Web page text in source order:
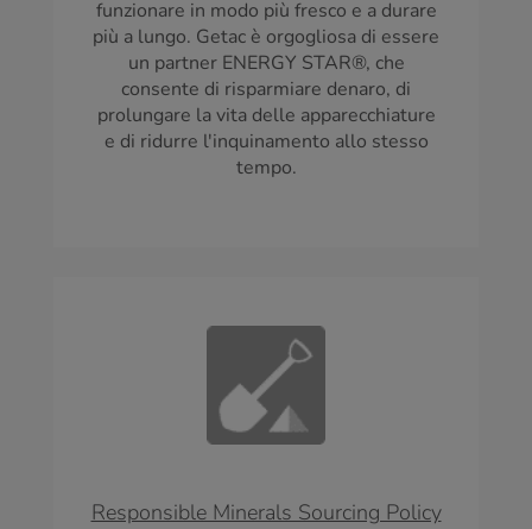
funzionare in modo più fresco e a durare
più a lungo. Getac è orgogliosa di essere
un partner ENERGY STAR®, che
consente di risparmiare denaro, di
prolungare la vita delle apparecchiature
e di ridurre l'inquinamento allo stesso
tempo.
Responsible Minerals Sourcing Policy